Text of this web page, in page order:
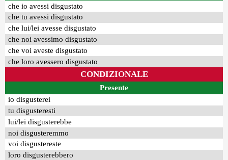
che io avessi disgustato
che tu avessi disgustato
che lui/lei avesse disgustato
che noi avessimo disgustato
che voi aveste disgustato
che loro avessero disgustato
CONDIZIONALE
Presente
io disgusterei
tu disgusteresti
lui/lei disgusterebbe
noi disgusteremmo
voi disgustereste
loro disgusterebbero